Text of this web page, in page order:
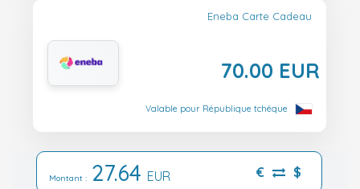
Eneba Carte Cadeau
70.00 EUR
Valable pour République tchèque
Montant : 27.64 EUR € $